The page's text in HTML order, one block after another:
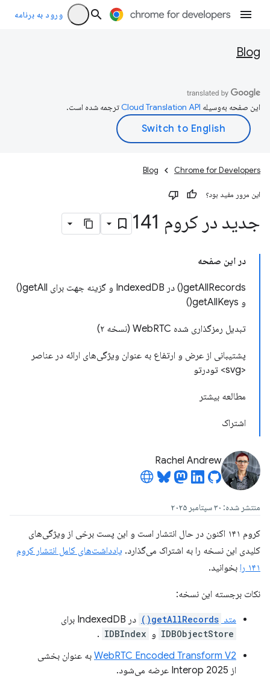
ورود به برنامه
Blog
این صفحه به‌وسیله ترجمه شده است.
Chrome for Developers
Blog
این مرور مفید بود؟
جدید در کروم 141
در این صفحه
getAllRecords() در IndexedDB و گزینه جهت برای getAll()
و getAllKeys()
تبدیل رمزگذاری شده WebRTC (نسخه ۲)
پشتیبانی از عرض و ارتفاع به عنوان ویژگی‌های ارائه در عناصر
<svg> تودرتو
مطالعه بیشتر
اشتراک
Rachel Andrew
منتشر شده: ۳۰ سپتامبر ۲۰۲۵
کروم ۱۴۱ اکنون در حال انتشار است و این پست برخی از ویژگی‌های
کلیدی این نسخه را به اشتراک می‌گذارد. یادداشت‌های کامل انتشار کروم
۱۴۱ را
بخوانید.
نکات برجسته این نسخه:
متد getAllRecords() در IndexedDB برای
IDBObjectStore و IDBIndex
.
WebRTC Encoded Transform V2 به عنوان بخشی
از Interop 2025 عرضه می‌شود.